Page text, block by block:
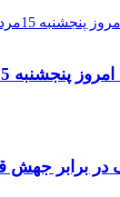
در برابر